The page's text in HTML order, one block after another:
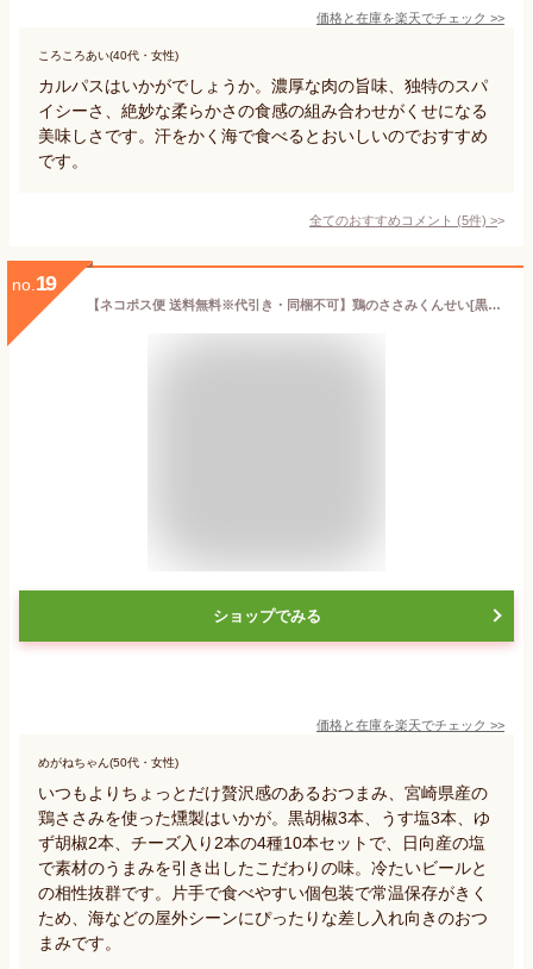
価格と在庫を楽天でチェック >>
ころころあい(40代・女性)
カルパスはいかがでしょうか。濃厚な肉の旨味、独特のスパ
イシーさ、絶妙な柔らかさの食感の組み合わせがくせになる
美味しさです。汗をかく海で食べるとおいしいのでおすすめ
です。
全てのおすすめコメント (5件) >
no. 19
【ネコポス便 送料無料※代引き・同梱不可】鶏のささみくんせい[黒胡椒味3本＆うす塩味3本＆ゆず胡椒味2本＆チーズ入2本]の10本セット/雲海物産株式会社
ショップでみる
価格と在庫を楽天でチェック >>
めがねちゃん(50代・女性)
いつもよりちょっとだけ贅沢感のあるおつまみ、宮崎県産の
鶏ささみを使った燻製はいかが。黒胡椒3本、うす塩3本、ゆ
ず胡椒2本、チーズ入り2本の4種10本セットで、日向産の塩
で素材のうまみを引き出したこだわりの味。冷たいビールと
の相性抜群です。片手で食べやすい個包装で常温保存がきく
ため、海などの屋外シーンにぴったりな差し入れ向きのおつ
まみです。